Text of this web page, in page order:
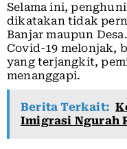
Selama ini,
dikatakan tidak
Banjar maupun
Covid-19 melonjak,
yang terjangkit,
menanggapi.
Berita Terkait:
Imigrasi Ngurah